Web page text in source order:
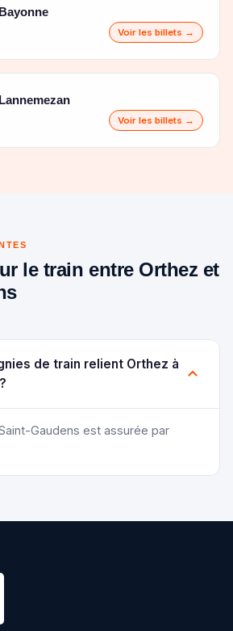
Bayonne
Voir les billets →
Lannemezan
Voir les billets →
le train entre Orthez et
de train relient Orthez à
Gaudens est assurée par